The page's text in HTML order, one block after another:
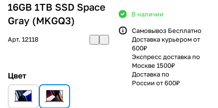
16GB 1TB SSD Space
Gray (MKGQ3)
Арт. 12118
Цвет
В наличии
Самовывоз Бесплатно
Доставка курьером от
600₽
Экспресс доставка по
Москве 1500₽
Доставка по
России от 600₽